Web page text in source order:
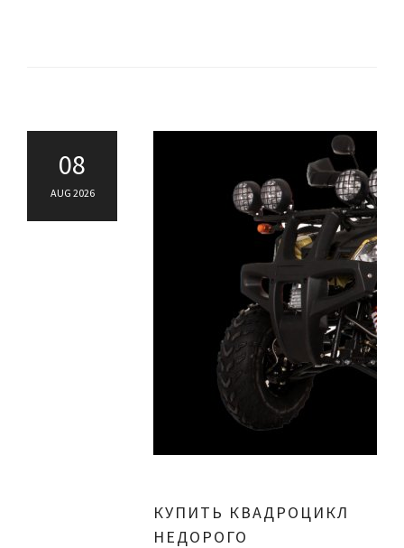
08
AUG 2026
КУПИТЬ КВАДРОЦИКЛ
НЕДОРОГО